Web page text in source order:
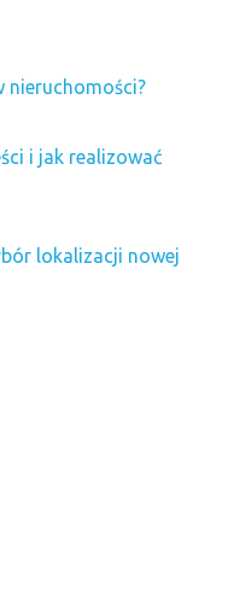
nieruchomości?
i jak realizować
lokalizacji nowej